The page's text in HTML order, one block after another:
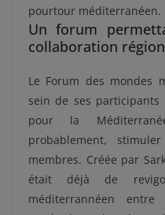
pourtour méditerranéen.
Un forum
collaboration
Le Forum des mondes
sein de ses participants
pour la
probablement,
membres. Créée par
était déjà de
méditerrannéen